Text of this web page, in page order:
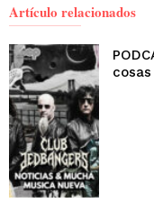
Artículo relacionados